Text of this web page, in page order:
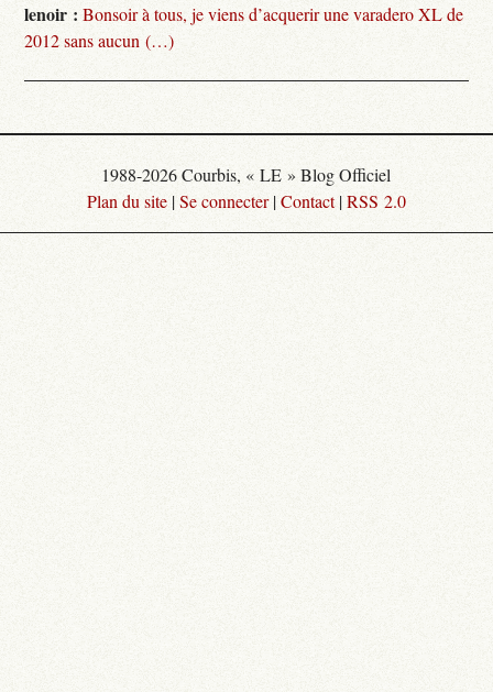
lenoir : Bonsoir à tous, je viens d’acquerir une varadero XL de
2012 sans aucun (…)
1988-2026 Courbis, « LE » Blog Officiel
Plan du site |Se connecter|Contact|RSS 2.0